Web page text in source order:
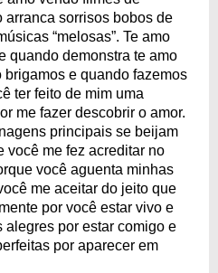
arranca sorrisos bobos de
“melosas”. Te amo
quando demonstra te amo
brigamos e quando fazemos
ter feito de mim uma
me fazer descobrir o amor.
principais se beijam
você me fez acreditar no
você aguenta minhas
me aceitar do jeito que
por você estar vivo e
alegres por estar comigo e
por aparecer em